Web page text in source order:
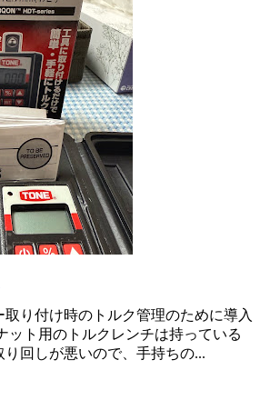
り付け時のトルク管理のために導入
ット用のトルクレンチは持っている
回しが悪いので、手持ちの...